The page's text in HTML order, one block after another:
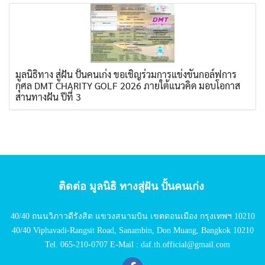
มูลนิธิทาง สู่ฝัน ปั้นคนเก่ง ขอเชิญร่วมการแข่งขันกอล์ฟการ
กุศล DMT CHARITY GOLF 2026 ภายใต้แนวคิด มอบโอกาส
สานทางฝัน ปีที่ 3
ติดต่อ มูลนิธิ ทางสู่ฝัน ปั้นคนเก่ง
40/40 ถนนวิภาวดีรังสิต แขวงสนามบิน เขตดอนเมือง กรุงเทพฯ 10210
40/40 Viphavadi-Rangsit Road, Sanambin, Don Muang, Bangkok 10210
Tel. 065-210-0707 E-Mail : daf.th.official@gmail.com